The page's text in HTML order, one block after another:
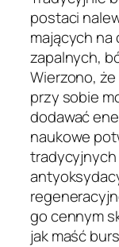
postaci
mających na
zapalnych,
Wierzono,
przy sobie
dodawać
naukowe
tradycyjnych
go cennym
jak maść